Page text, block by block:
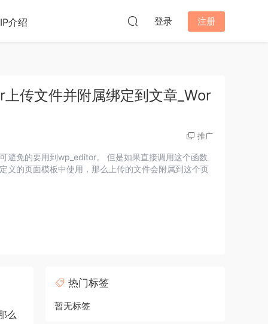
介绍 登录 注册
传文件并附属绑定到文章_Wor
推广
避免的要用到wp_editor。 但是如果直接调用这个函数
义的页面模板中使用，那么上传的文件会附属到这个页
么
热门标签
暂无标签